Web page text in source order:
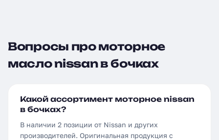
Вопросы про моторное
масло nissan в бочках
Какой ассортимент моторное nissan
в бочках?
В наличии 2 позиции от Nissan и других
производителей. Оригинальная продукция с